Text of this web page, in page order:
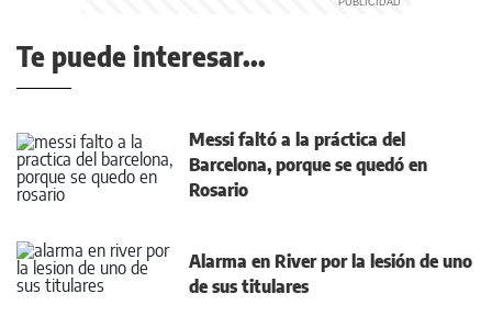
Te puede interesar...
Messi faltó a la práctica del
Barcelona, porque se quedó en
Rosario
Alarma en River por la lesión de uno
de sus titulares